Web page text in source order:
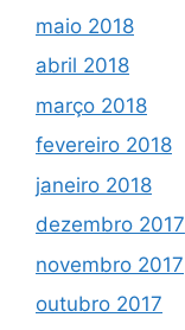
maio 2018
abril 2018
março 2018
fevereiro 2018
janeiro 2018
dezembro 2017
novembro 2017
outubro 2017